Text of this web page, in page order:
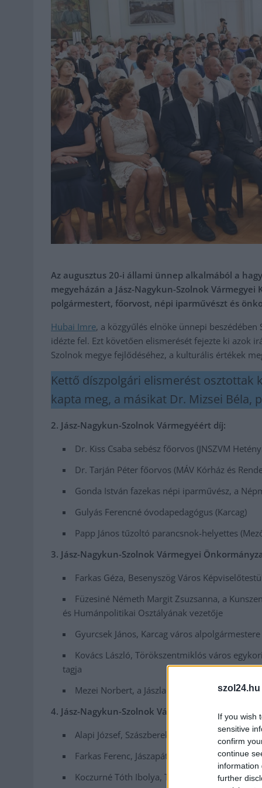
szol24.hu
If you wish
sensitive
confirm
continue
information
further
Az augusztus 20-i állami ünnep alkalmából a
megyeházán a Jász-Nagykun-Szolnok
polgármestert, főorvost, népi iparművészt és
Hubai Imre, a közgyűlés elnöke ünnepi
idézte fel. Ezt követően elismerését fejezte ki azok
Szolnok megye fejlődéséhez, a kulturális értékek
Kettő díszpolgári elismerést osztottak
kapta meg, a másikat Dr. Mizsei Béla,
2. Jász-Nagykun-Szolnok Vármegyéért díj:
Dr. Kiss Csaba sebész főorvos (JNSZVM
Dr. Tarján Péter főorvos (MÁV Kórház és
Gonda István fazekas népi iparművész, a
Gulyás Ferencné óvodapedagógus (Karcag)
Papp János tűzoltó parancsnok-helyettes
3. Jász-Nagykun-Szolnok Vármegyei
Farkas Géza, Besenyszög Város
Füzesiné Németh Margit Zsuzsanna, a
és Humánpolitikai Osztályának vezetője
Gyurcsek János, Karcag város alpolgármestere
Kovács László, Törökszentmiklós város
tagja
Mezei Norbert, a Jászladányi Polgármesteri
4. Jász-Nagykun-Szolnok Vármegyében díj
Alapi József, Szászberek község polgármestere
Farkas Ferenc, Jászapáti város polgármestere
Koczurné Tóth Ibolya, Tiszaszentimre község